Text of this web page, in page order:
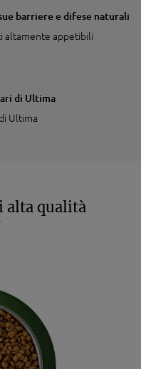
barriere e difese naturali
altamente appetibili
di Ultima
Ultima
alta qualità